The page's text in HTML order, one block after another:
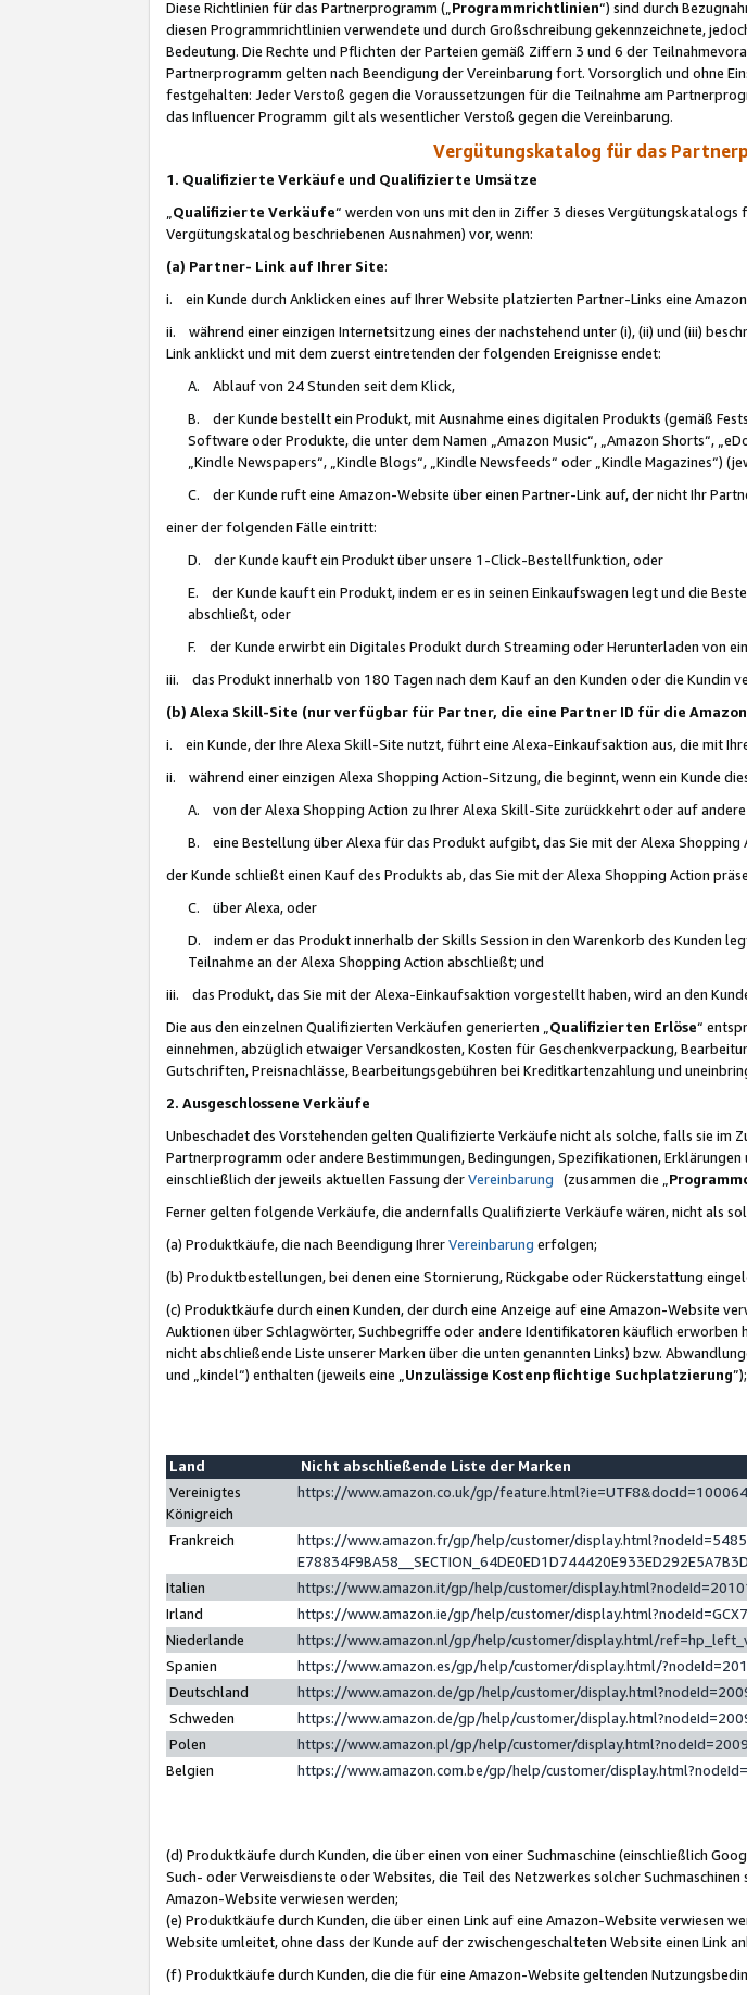
Diese Richtlinien für das Partnerprogramm („Programmrichtlinien“) sind durch
diesen Programmrichtlinien verwendete und durch Großschreibung gekennzeichnete,
Bedeutung. Die Rechte und Pflichten der Parteien gemäß Ziffern 3 und 6 der
Partnerprogramm gelten nach Beendigung der Vereinbarung fort. Vorsorglich und ohne
festgehalten: Jeder Verstoß gegen die Voraussetzungen für die Teilnahme am
das Influencer Programm gilt als wesentlicher Verstoß gegen die Vereinbarung.
Vergütungskatalog für das
1. Qualifizierte Verkäufe und Qualifizierte Umsätze
Qualifizierte Verkäufe“ werden von uns mit den in Ziffer 3 dieses
Vergütungskatalog beschriebenen Ausnahmen) vor, wenn:
(a) Partner- Link auf Ihrer Site:
i. ein Kunde durch Anklicken eines auf Ihrer Website platzierten Partner-Links eine
ii. während einer einzigen Internetsitzung eines der nachstehend unter (i), (ii) und (iii)
Link anklickt und mit dem zuerst eintretenden der folgenden Ereignisse endet:
A. Ablauf von 24 Stunden seit dem Klick,
B. der Kunde bestellt ein Produkt, mit Ausnahme eines digitalen Produkts (gemäß
Software oder Produkte, die unter dem Namen „Amazon Music“, „Amazon Shorts“,
„Kindle Newspapers“, „Kindle Blogs“, „Kindle Newsfeeds“ oder „Kindle Magazines“)
C. der Kunde ruft eine Amazon-Website über einen Partner-Link auf, der nicht Ihr
einer der folgenden Fälle eintritt:
D. der Kunde kauft ein Produkt über unsere 1-Click-Bestellfunktion, oder
E. der Kunde kauft ein Produkt, indem er es in seinen Einkaufswagen legt und die
abschließt, oder
F. der Kunde erwirbt ein Digitales Produkt durch Streaming oder Herunterladen von
iii. das Produkt innerhalb von 180 Tagen nach dem Kauf an den Kunden oder die
(b) Alexa Skill-Site (nur verfügbar für Partner, die eine Partner ID für die
i. ein Kunde, der Ihre Alexa Skill-Site nutzt, führt eine Alexa-Einkaufsaktion aus, die mit
ii. während einer einzigen Alexa Shopping Action-Sitzung, die beginnt, wenn ein Kunde
A. von der Alexa Shopping Action zu Ihrer Alexa Skill-Site zurückkehrt oder auf
B. eine Bestellung über Alexa für das Produkt aufgibt, das Sie mit der Alexa Shopping
der Kunde schließt einen Kauf des Produkts ab, das Sie mit der Alexa Shopping Action
C. über Alexa, oder
D. indem er das Produkt innerhalb der Skills Session in den Warenkorb des Kunden
Teilnahme an der Alexa Shopping Action abschließt; und
iii. das Produkt, das Sie mit der Alexa-Einkaufsaktion vorgestellt haben, wird an den
Die aus den einzelnen Qualifizierten Verkäufen generierten „ Qualifizierten Erlöse“
einnehmen, abzüglich etwaiger Versandkosten, Kosten für Geschenkverpackung,
Gutschriften, Preisnachlässe, Bearbeitungsgebühren bei Kreditkartenzahlung und
2. Ausgeschlossene Verkäufe
Unbeschadet des Vorstehenden gelten Qualifizierte Verkäufe nicht als solche, falls sie im
Partnerprogramm oder andere Bestimmungen, Bedingungen, Spezifikationen,
einschließlich der jeweils aktuellen Fassung derVereinbarung (zusammen die „
Ferner gelten folgende Verkäufe, die andernfalls Qualifizierte Verkäufe wären, nicht als
(a) Produktkäufe, die nach Beendigung IhrerVereinbarung erfolgen;
(b) Produktbestellungen, bei denen eine Stornierung, Rückgabe oder Rückerstattung
(c) Produktkäufe durch einen Kunden, der durch eine Anzeige auf eine Amazon-Website
Auktionen über Schlagwörter, Suchbegriffe oder andere Identifikatoren käuflich erworben
nicht abschließende Liste unserer Marken über die unten genannten Links) bzw.
und „kindel“) enthalten (jeweils eine „ Unzulässige Kostenpflichtige Suchplatzierung”);
Land
Nicht abschließende Liste der Marken
Vereinigtes
Königreich
https://www.amazon.co.uk/gp/
Frankreich
https://www.amazon.fr/gp/help/customer/
Italien
https://www.amazon.it/gp/help/customer/
Irland
https://www.amazon.ie/gp/help/customer/
Niederlande
https://www.amazon.nl/gp/help/customer/display.html/
Spanien
https://www.amazon.es/gp/help/customer/display.html/
Deutschland
https://www.amazon.de/gp/help/customer/
Schweden
https://www.amazon.de/gp/help/customer/
Polen
https://www.amazon.pl/gp/help/customer/
Belgien
https://www.amazon.com.be/gp/help/customer/
(d) Produktkäufe durch Kunden, die über einen von einer Suchmaschine (einschließlich
Such- oder Verweisdienste oder Websites, die Teil des Netzwerkes solcher Suchmaschinen
Amazon-Website verwiesen werden;
(e) Produktkäufe durch Kunden, die über einen Link auf eine Amazon-Website verwiesen
Website umleitet, ohne dass der Kunde auf der zwischengeschalteten Website einen Link
(f) Produktkäufe durch Kunden, die die für eine Amazon-Website geltenden